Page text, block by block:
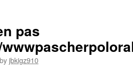
pas
by jbkigz910